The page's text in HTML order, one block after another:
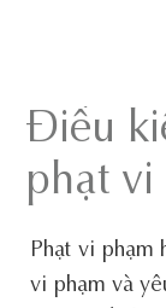
Điều
phạt vi
Phạt vi phạm
vi phạm và